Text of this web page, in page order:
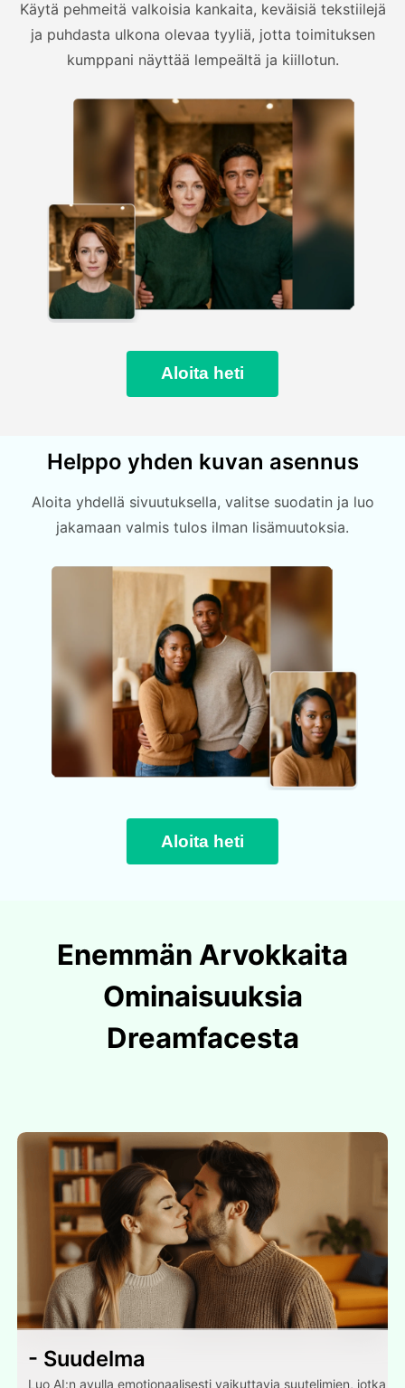
Käytä pehmeitä valkoisia kankaita, keväisiä tekstiilejä
ja puhdasta ulkona olevaa tyyliä, jotta toimituksen
kumppani näyttää lempeältä ja kiillotun.
Aloita heti
Helppo yhden kuvan asennus
Aloita yhdellä sivuutuksella, valitse suodatin ja luo
jakamaan valmis tulos ilman lisämuutoksia.
Aloita heti
Enemmän Arvokkaita
Ominaisuuksia
Dreamfacesta
- Suudelma
Luo AI:n avulla emotionaalisesti vaikuttavia suutelimien, jotka